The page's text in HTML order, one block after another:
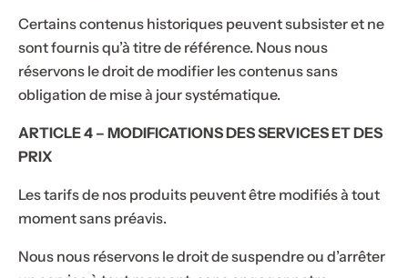
Certains contenus historiques peuvent subsister et ne
sont fournis qu’à titre de référence. Nous nous
réservons le droit de modifier les contenus sans
obligation de mise à jour systématique.
ARTICLE 4 – MODIFICATIONS DES SERVICES ET DES
PRIX
Les tarifs de nos produits peuvent être modifiés à tout
moment sans préavis.
Nous nous réservons le droit de suspendre ou d’arrêter